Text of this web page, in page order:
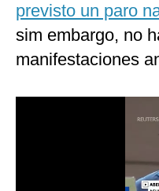
Internacional
Tecnología
previsto un paro
sim embargo, no
manifestaciones